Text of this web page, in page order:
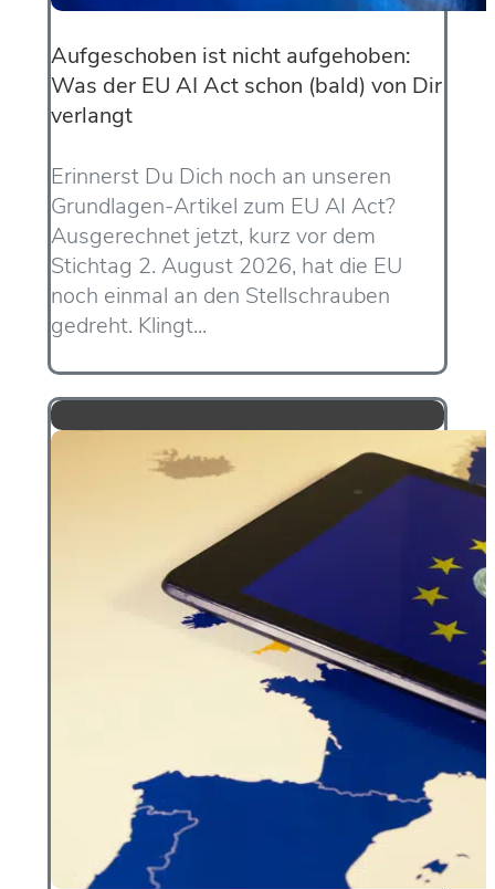
Aufgeschoben ist nicht aufgehoben:
Was der EU AI Act schon (bald) von Dir
verlangt
Erinnerst Du Dich noch an unseren
Grundlagen-Artikel zum EU AI Act?
Ausgerechnet jetzt, kurz vor dem
Stichtag 2. August 2026, hat die EU
noch einmal an den Stellschrauben
gedreht. Klingt...